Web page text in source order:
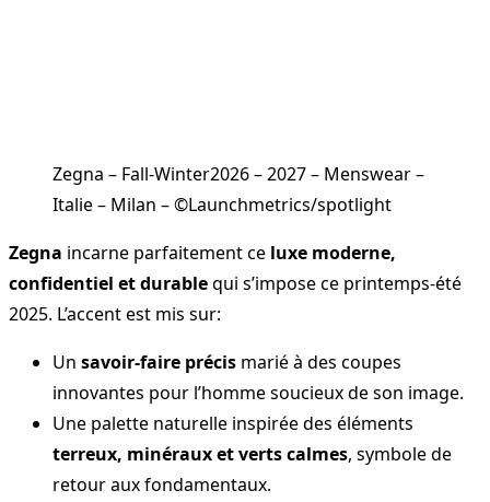
Zegna – Fall-Winter2026 – 2027 – Menswear –
Italie – Milan – ©Launchmetrics/spotlight
Zegna incarne parfaitement ce luxe moderne,
confidentiel et durablequi s’impose ce printemps-été
2025. L’accent est mis sur:
Un savoir-faire précis marié à des coupes
innovantes pour l’homme soucieux de son image.
Une palette naturelle inspirée des éléments
terreux, minéraux et verts calmes, symbole de
retour aux fondamentaux.